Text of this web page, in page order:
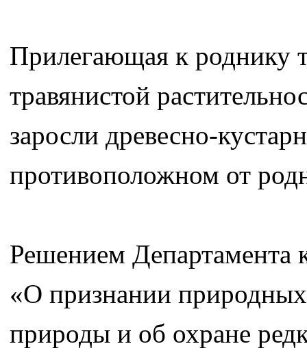
Прилегающая к роднику
травянистой
заросли древесно-
противоположном от
Решением Департамента
«О признании
природы и об охране